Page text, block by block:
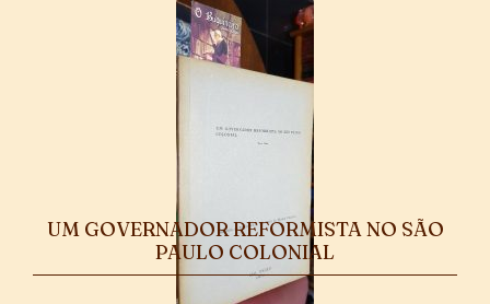
UM GOVERNADOR REFORMISTA NO SÃO
PAULO COLONIAL